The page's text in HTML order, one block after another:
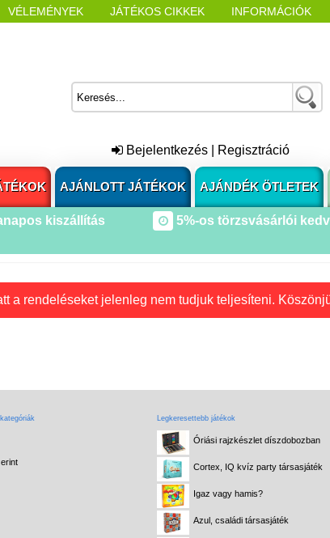
VÉLEMÉNYEK JÁTÉKOS CIKKEK INFORMÁCIÓK
Bejelentkezés Regisztráció
AJÁNLOTT JÁTÉKOK AJÁNDÉK ÖTLETEK
kiszállítás 5%-os törzsvásárlói
a rendeléseket jelenleg nem tudjuk teljesíteni.
Legkeresettebb játékok
Óriási rajzkészlet díszdobozban
Cortex, IQ kvíz party társasjáték
Igaz vagy hamis?
Azul, családi társasjáték